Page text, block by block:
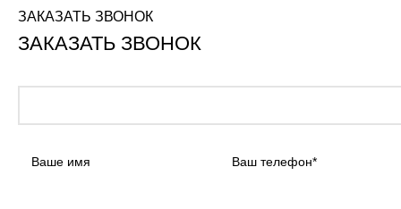
ЗАКАЗАТЬ ЗВОНОК
ЗАКАЗАТЬ ЗВОНОК